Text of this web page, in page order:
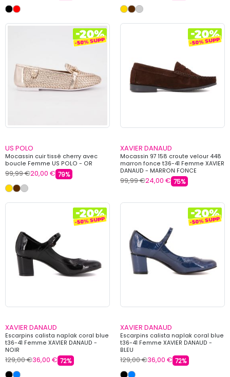
US POLO
Mocassin cuir tissé cherry avec
boucle Femme US POLO - OR
99,99 €20,00 € 79%
XAVIER DANAUD
Mocassin 97 158 croute velour 448
marron fonce t36-41 Femme XAVIER
DANAUD - MARRON FONCE
99,99 €24,00 € 75%
XAVIER DANAUD
Escarpins calista naplak coral blue
t36-41 Femme XAVIER DANAUD -
NOIR
129,00 €36,00 € 72%
XAVIER DANAUD
Escarpins calista naplak coral blue
t36-41 Femme XAVIER DANAUD -
BLEU
129,00 €36,00 € 72%